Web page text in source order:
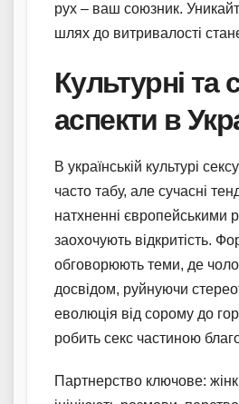
рух – ваш союзник.
шлях до витривалості
Культурні та
аспекти в
В українській культурі
часто табу, але сучасні
натхненні європейськими
заохочують відкритість.
обговорюють теми, де
досвідом, руйнуючи
еволюція від сорому до
робить секс частиною
Партнерство ключове: